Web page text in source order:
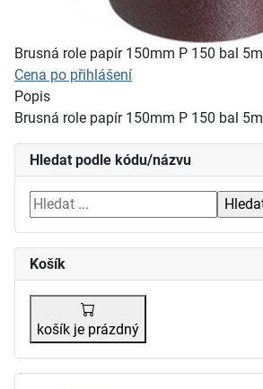
Hledat podle kódu/názvu
Košík
košík je prázdný
Brusná role papír 150mm P 150 bal 5m
Cena po přihlášení
Popis
Brusná role papír 150mm P 150 bal 5m